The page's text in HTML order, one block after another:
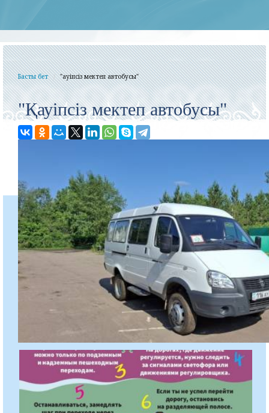
Басты бет "Қауіпсіз мектеп автобусы"
"Қауіпсіз мектеп автобусы"